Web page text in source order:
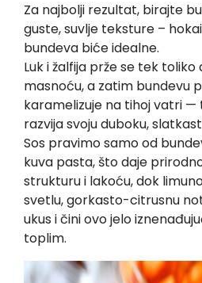
Za najbolji rezultat, birajte
guste, suvlje teksture –
bundeva biće idealne.
Luk i žalfija prže se tek toliko
masnoću, a zatim bundevu
karamelizuje na tihoj vatri
razvija svoju duboku,
Sos pravimo samo od
kuva pasta, što daje
strukturu i lakoću, dok
svetlu, gorkasto-citrusnu
ukus i čini ovo jelo
toplim.